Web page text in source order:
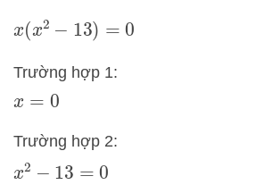
x(x2 −13)= 0
Trường hợp 1:
x=0
Trường hợp 2:
x2 −13= 0